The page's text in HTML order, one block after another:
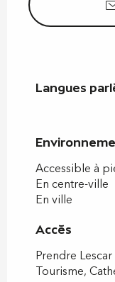
Langues
Langues
Accessible à
En centre-ville
En ville
Accès
Accès
Prendre
Tourisme,